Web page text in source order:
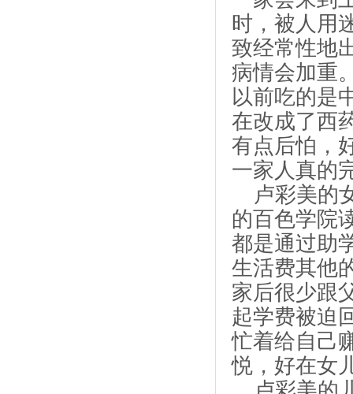
时，被人用
致经常性地
病情会加重
以前吃的是
在改成了西
有点后怕，
一家人真的
卢彩美的
的百色学院
都是通过助
生活费其他
家后很少跟
起学费被迫
忙着给自己
悦，好在女